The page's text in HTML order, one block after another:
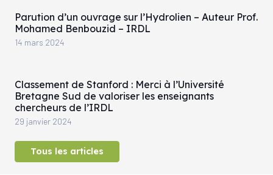
Parution d’un ouvrage sur l’Hydrolien – Auteur Prof.
Mohamed Benbouzid – IRDL
14 mars 2024
Classement de Stanford : Merci à l’Université
Bretagne Sud de valoriser les enseignants
chercheurs de l’IRDL
29 janvier 2024
Tous les articles